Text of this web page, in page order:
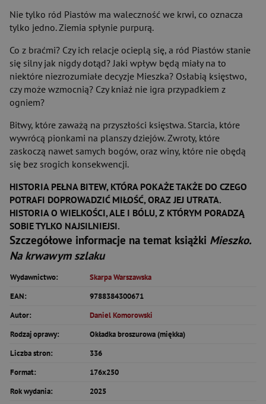
Nie tylko ród Piastów ma waleczność we krwi, co oznacza
tylko jedno. Ziemia spłynie purpurą.
Co z braćmi? Czy ich relacje ocieplą się, a ród Piastów stanie
się silny jak nigdy dotąd? Jaki wpływ będą miały na to
niektóre niezrozumiałe decyzje Mieszka? Osłabią księstwo,
czy może wzmocnią? Czy kniaź nie igra przypadkiem z
ogniem?
Bitwy, które zaważą na przyszłości księstwa. Starcia, które
wywrócą pionkami na planszy dziejów. Zwroty, które
zaskoczą nawet samych bogów, oraz winy, które nie obędą
się bez srogich konsekwencji.
HISTORIA PEŁNA BITEW, KTÓRA POKAŻE TAKŻE DO CZEGO
POTRAFI DOPROWADZIĆ MIŁOŚĆ, ORAZ JEJ UTRATA.
HISTORIA O WIELKOŚCI, ALE I BÓLU, Z KTÓRYM PORADZĄ
SOBIE TYLKO NAJSILNIEJSI.
Szczegółowe informacje na temat książki Mieszko.
Na krwawym szlaku
Wydawnictwo:
Skarpa Warszawska
EAN:
9788384300671
Autor:
Daniel Komorowski
Rodzaj oprawy:
Okładka broszurowa (miękka)
Liczba stron:
336
Format:
176x250
Rok wydania:
2025